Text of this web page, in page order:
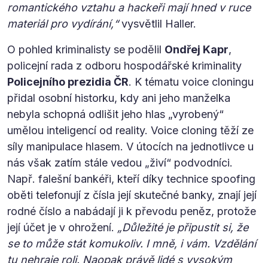
romantického vztahu a hackeři mají hned v ruce
materiál pro vydírání,“vysvětlil Haller.
O pohled kriminalisty se podělil Ondřej Kapr,
policejní rada z odboru hospodářské kriminality
Policejního prezidia ČR. K tématu voice cloningu
přidal osobní historku, kdy ani jeho manželka
nebyla schopná odlišit jeho hlas „vyrobený“
umělou inteligencí od reality. Voice cloning těží ze
síly manipulace hlasem. V útocích na jednotlivce u
nás však zatím stále vedou „živí“ podvodníci.
Např. falešní bankéři, kteří díky technice spoofing
oběti telefonují z čísla její skutečné banky, znají její
rodné číslo a nabádají ji k převodu peněz, protože
její účet je v ohrožení. „Důležité je připustit si, že
se to může stát komukoliv. I mně, i vám. Vzdělání
tu nehraje roli. Naopak právě lidé s vysokým